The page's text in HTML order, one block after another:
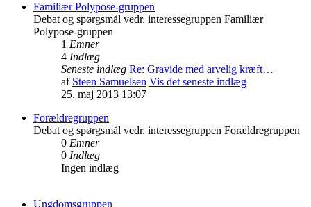
Familiær Polypose-gruppen
Debat og spørgsmål vedr. interessegruppen Familiær
Polypose-gruppen
1 Emner
4 Indlæg
Seneste indlæg Re: Gravide med arvelig kræft…
af Steen Samuelsen Vis det seneste indlæg
25. maj 2013 13:07
Forældregruppen
Debat og spørgsmål vedr. interessegruppen Forældregruppen
0 Emner
0 Indlæg
Ingen indlæg
Ungdomsgruppen